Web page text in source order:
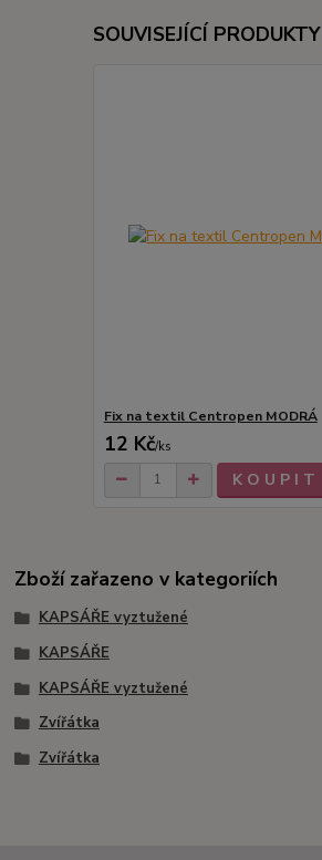
SOUVISEJÍCÍ PRODUKTY
Fix na textil Centropen MODRÁ
12 Kč/ks
K O U P I T
Zboží zařazeno v kategoriích
KAPSÁŘE vyztužené
KAPSÁŘE
KAPSÁŘE vyztužené
Zvířátka
Zvířátka